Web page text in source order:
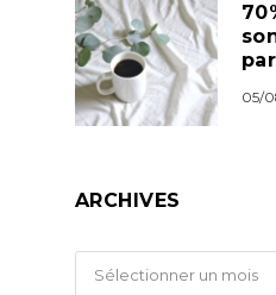
05/
ARCHIVES
Archives
Sélectionner un mois